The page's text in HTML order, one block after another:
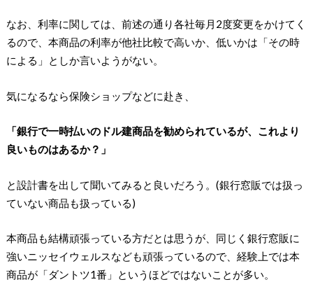
なお、利率に関しては、前述の通り各社毎月2度変更をかけてく
るので、本商品の利率が他社比較で高いか、低いかは「その時
による」としか言いようがない。
気になるなら保険ショップなどに赴き、
「銀行で一時払いのドル建商品を勧められているが、これより
良いものはあるか？」
と設計書を出して聞いてみると良いだろう。(銀行窓販では扱っ
ていない商品も扱っている)
本商品も結構頑張っている方だとは思うが、同じく銀行窓販に
強いニッセイウェルスなども頑張っているので、経験上では本
商品が「ダントツ1番」というほどではないことが多い。